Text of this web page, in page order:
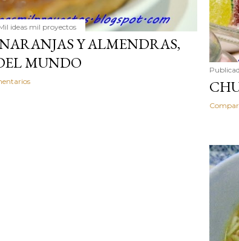
ideas mil proyectos
Y ALMENDRAS,
MUNDO